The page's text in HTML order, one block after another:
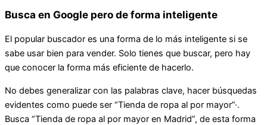
Busca en Google pero de forma inteligente
El popular buscador es una forma de lo más inteligente si se
sabe usar bien para vender. Solo tienes que buscar, pero hay
que conocer la forma más eficiente de hacerlo.
No debes generalizar con las palabras clave, hacer búsquedas
evidentes como puede ser “Tienda de ropa al por mayor”·.
Busca “Tienda de ropa al por mayor en Madrid”, de esta forma